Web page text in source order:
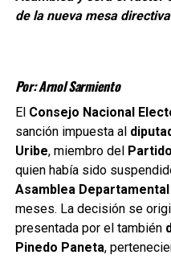
de la nueva mesa
Por: Arnol Sarmiento
El Consejo Nacional
sanción impuesta al
Uribe, miembro del
quien había sido
Asamblea
meses. La decisión se
presentada por el también
Pinedo Paneta,